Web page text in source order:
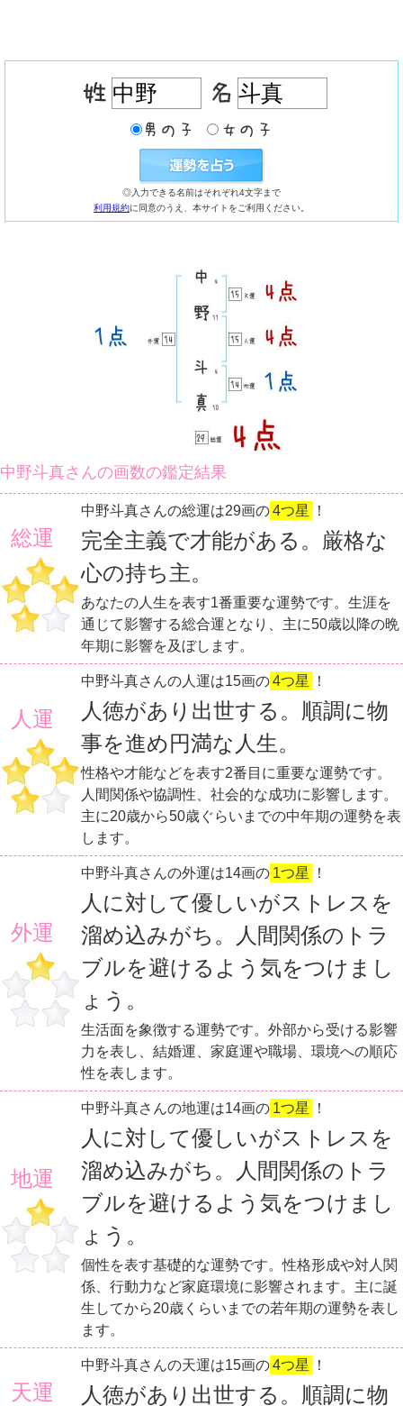
◎入力できる名前はそれぞれ4文字まで
利用規約に同意のうえ、本サイトをご利用ください。
中野斗真さんの画数の鑑定結果
総運
中野斗真さんの総運は29画の4つ星 ！
完全主義で才能がある。厳格な
心の持ち主。
あなたの人生を表す1番重要な運勢です。生涯を
通じて影響する総合運となり、主に50歳以降の晩
年期に影響を及ぼします。
人運
中野斗真さんの人運は15画の4つ星 ！
人徳があり出世する。順調に物
事を進め円満な人生。
性格や才能などを表す2番目に重要な運勢です。
人間関係や協調性、社会的な成功に影響します。
主に20歳から50歳ぐらいまでの中年期の運勢を表
します。
外運
中野斗真さんの外運は14画の 1つ星 ！
人に対して優しいがストレスを
溜め込みがち。人間関係のトラ
ブルを避けるよう気をつけまし
ょう。
生活面を象徴する運勢です。外部から受ける影響
力を表し、結婚運、家庭運や職場、環境への順応
性を表します。
地運
中野斗真さんの地運は14画の 1つ星 ！
人に対して優しいがストレスを
溜め込みがち。人間関係のトラ
ブルを避けるよう気をつけまし
ょう。
個性を表す基礎的な運勢です。性格形成や対人関
係、行動力など家庭環境に影響されます。主に誕
生してから20歳くらいまでの若年期の運勢を表し
ます。
天運
中野斗真さんの天運は15画の4つ星 ！
人徳があり出世する。順調に物